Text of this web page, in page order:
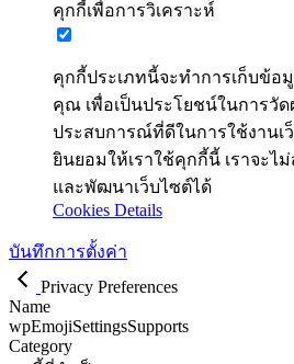
คุกกี้เพื่อการวิเคราะห์
คุกกี้ประเภทนี้จะทำการเก็บข้อ
คุณ เพื่อเป็นประโยชน์ในการวั
ประสบการณ์ที่ดีในการใช้งานเ
ยินยอมให้เราใช้คุกกี้นี้ เราจะไ
และพัฒนาเว็บไซต์ได้
Cookies Details
บันทึกการตั้งค่า
Privacy Preferences
Name
wpEmojiSettingsSupports
Category